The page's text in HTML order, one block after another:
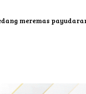
meremas